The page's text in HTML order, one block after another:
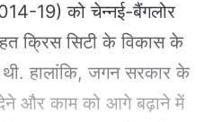
19) को चेन्नई-बैंगलोर
क्रिस सिटी के विकास के
हालांकि, जगन सरकार के
और काम को आगे बढ़ाने में